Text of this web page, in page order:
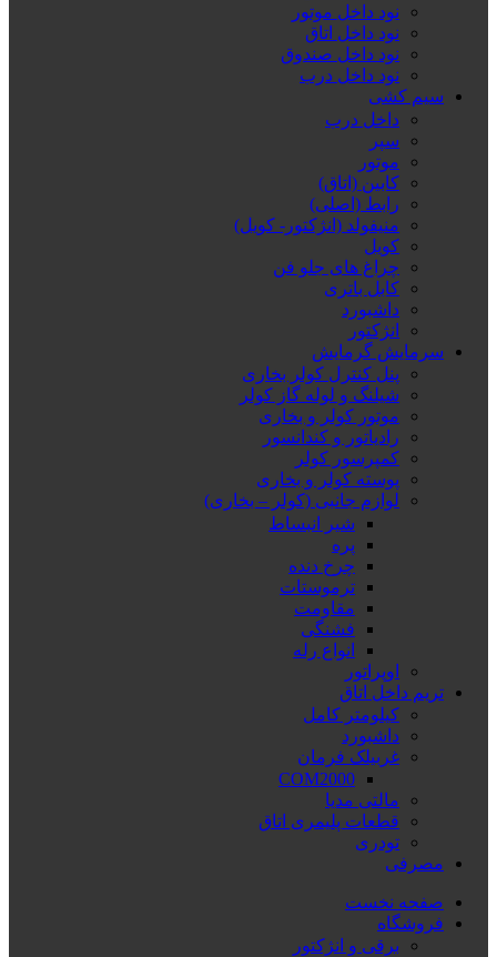
نود داخل موتور
نود داخل اتاق
نود داخل صندوق
نود داخل درب
سیم کشی
داخل درب
سپر
موتور
کابین (اتاق)
رابط (اصلی)
منیفولد (انژکتور- کویل)
کویل
چراغ های جلو فن
کابل باتری
داشبورد
انژکتور
سرمایش گرمایش
پنل کنترل کولر بخاری
شیلنگ و لوله گاز کولر
موتور کولر و بخاری
رادیاتور و کندانسور
کمپرسور کولر
پوسته کولر و بخاری
لوازم جانبی (کولر – بخاری)
شیر انبساط
پره
چرخ دنده
ترموستات
مقاومت
فشنگی
انواع رله
اوپراتور
تریم داخل اتاق
کیلومتر کامل
داشبورد
غربیلک فرمان
COM2000
مالتی مدیا
قطعات پلیمری اتاق
تودری
مصرفی
صفحه نخست
فروشگاه
برقی و انژکتور